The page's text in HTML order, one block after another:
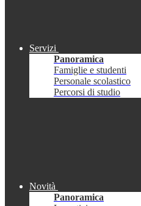
Servizi
Panoramica
Famiglie e studenti
Personale scolastico
Percorsi di studio
Novità
Panoramica